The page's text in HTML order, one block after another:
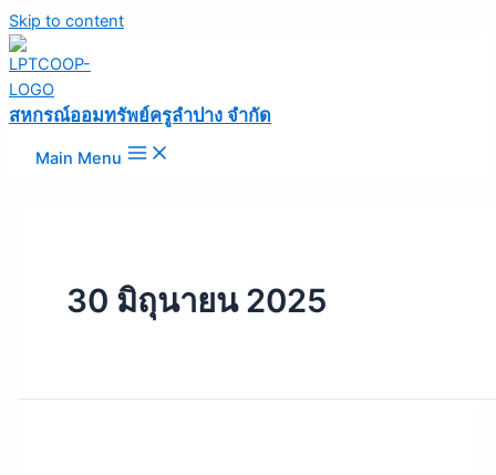
Skip to content
สหกรณ์ออมทรัพย์ครูลำปาง จำกัด
Main Menu
30 มิถุนายน 2025